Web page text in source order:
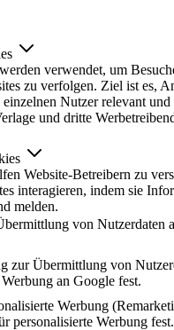
verwendet, um
zu verfolgen. Ziel ist es,
Nutzer relevant und
und dritte
Website-Betreibern zu
interagieren, indem sie
melden.
von Nutzerdaten
zur Übermittlung von
an Google fest.
Werbung
personalisierte Werbung fest.